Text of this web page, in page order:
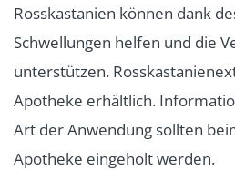
Rosskastanien können dank
Schwellungen helfen und die
unterstützen.
Apotheke erhältlich.
Art der Anwendung sollten
Apotheke eingeholt werden.